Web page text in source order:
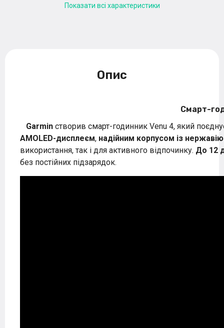
Показати всі характеристики
Опис
Смарт-
Garmin створив смарт-годинник Venu 4, який
AMOLED-дисплеєм, надійним корпусом із
використання, так і для активного відпочинку. До 12
без постійних підзарядок.